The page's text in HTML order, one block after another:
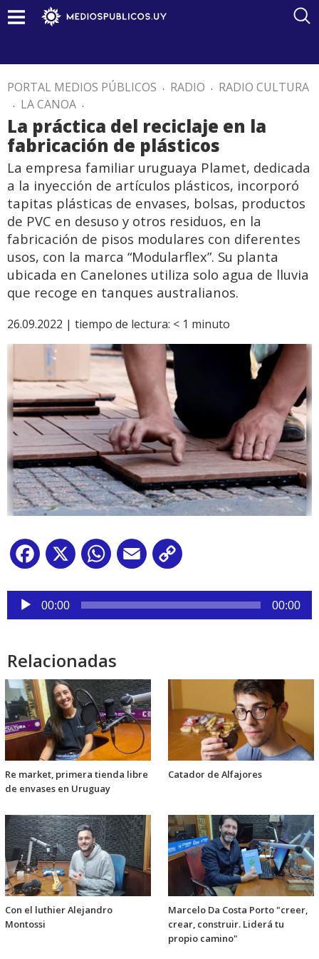
PORTAL MEDIOS PÚBLICOS . RADIO . RADIO CULTURA
. LA CANOA .
La práctica del reciclaje en la
fabricación de plásticos
La empresa familiar uruguaya Plamet, dedicada
a la inyección de artículos plásticos, incorporó
tapitas plásticas de envases, bolsas, productos
de PVC en desuso y otros residuos, en la
fabricación de pisos modulares con diferentes
usos, con la marca “Modularflex”. Su planta
ubicada en Canelones utiliza solo agua de lluvia
que recoge en tanques australianos.
26.09.2022 | tiempo de lectura: < 1 minuto
Facebook
X WhatsApp
Email
Reproductor
audio
00:00 00:00
Relacionadas
Re market, primera tienda libre
de envases en Uruguay
Catador de Alfajores
Con el luthier Alejandro
Montossi
Marcelo Da Costa Porto "creer,
crear, construir. Liderá tu
propio camino"